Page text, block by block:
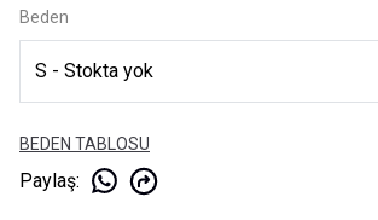
Beden
BEDEN TABLOSU
Paylaş: